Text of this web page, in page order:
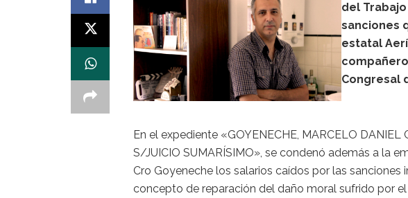
del
sanciones
estatal
Congresal
En el expediente «GOYENECHE, MARCELO DANIEL
S/JUICIO SUMARÍSIMO», se condenó además a la
Cro Goyeneche los salarios caídos por las sanciones
concepto de reparación del daño moral sufrido por el